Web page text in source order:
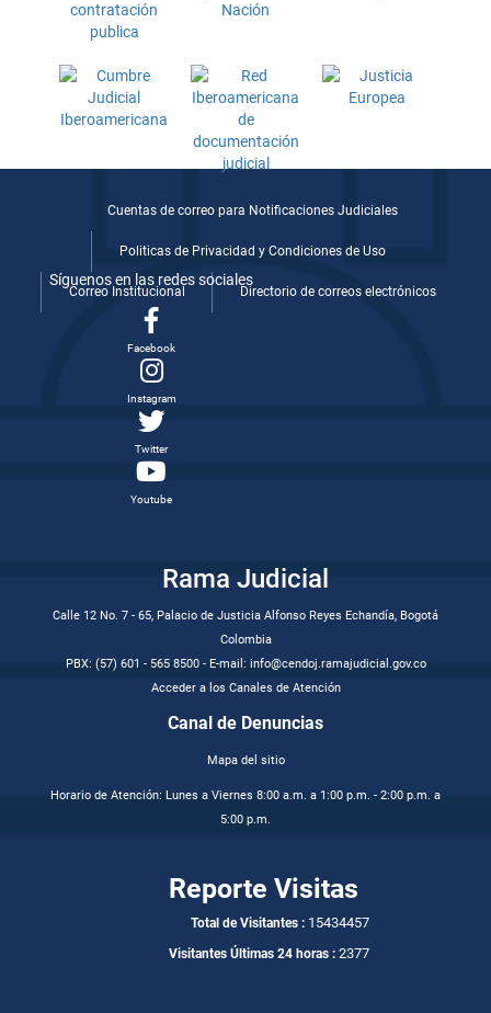
Cuentas de correo para Notificaciones Judiciales
Politicas de Privacidad y Condiciones de Uso
Correo Institucional Directorio de correos electrónicos
Síguenos en las redes sociales
Facebook
Instagram
Twitter
Youtube
Rama Judicial
Calle 12 No. 7 - 65, Palacio de Justicia Alfonso Reyes Echandía, Bogotá
Colombia
PBX: (57) 601 - 565 8500 - E-mail: info@cendoj.ramajudicial.gov.co
Acceder a los Canales de Atención
Canal de Denuncias
Mapa del sitio
Horario de Atención: Lunes a Viernes 8:00 a.m. a 1:00 p.m. - 2:00 p.m. a
5:00 p.m.
Reporte Visitas
Total de Visitantes : 15434457
Visitantes Últimas 24 horas : 2377